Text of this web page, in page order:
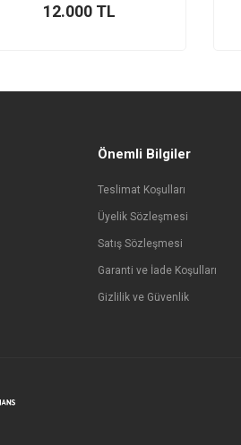
12.000 TL
Önemli Bilgiler
Teslimat Koşulları
Üyelik Sözleşmesi
Satış Sözleşmesi
Garanti ve İade Koşulları
Gizlilik ve Güvenlik